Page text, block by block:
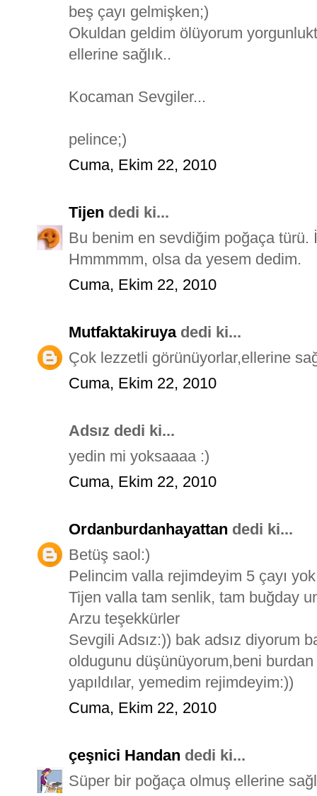
beş çayı gelmişken;)
Okuldan geldim ölüyorum
ellerine sağlık..
Kocaman Sevgiler...
pelince;)
Cuma, Ekim 22, 2010
Tijen dedi ki...
Bu benim en sevdiğim poğaça türü.
Hmmmmm, olsa da yesem dedim.
Cuma, Ekim 22, 2010
Mutfaktakiruyadedi ki...
Çok lezzetli görünüyorlar,ellerine
Cuma, Ekim 22, 2010
Adsız dedi ki...
yedin mi yoksaaaa :)
Cuma, Ekim 22, 2010
Ordanburdanhayattan dedi ki...
Betüş saol:)
Pelincim valla rejimdeyim 5 çayı
Tijen valla tam senlik, tam buğday
Arzu teşekkürler
Sevgili Adsız:)) bak adsız diyorum
oldugunu düşünüyorum,beni
yapıldılar, yemedim rejimdeyim:))
Cuma, Ekim 22, 2010
çeşnici Handan dedi ki...
Süper bir poğaça olmuş ellerine